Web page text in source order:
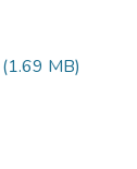
(1.69 MB)